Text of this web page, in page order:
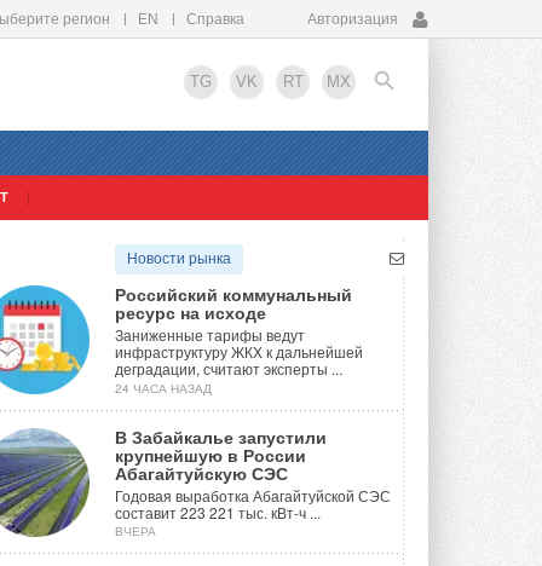
регион EN Справка Авторизация
TG VK RT MX
EN
Новости рынка
Российский коммунальный
ресурс на исходе
Заниженные тарифы ведут
инфраструктуру ЖКХ к дальнейшей
деградации, считают эксперты ...
24 ЧАСА НАЗАД
В Забайкалье запустили
крупнейшую в России
Абагайтуйскую СЭС
Годовая выработка Абагайтуйской СЭС
составит 223 221 тыс. кВт-ч ...
ВЧЕРА